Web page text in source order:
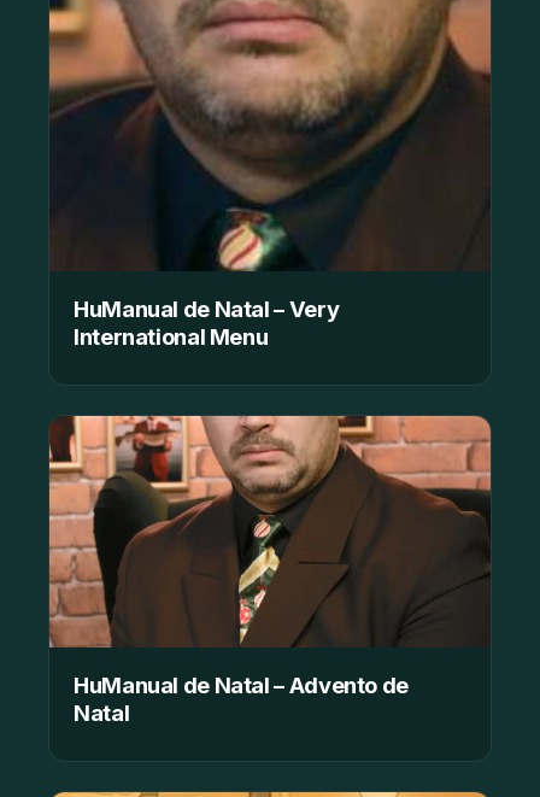
HuManual de Natal – Very
International Menu
HuManual de Natal – Advento de
Natal